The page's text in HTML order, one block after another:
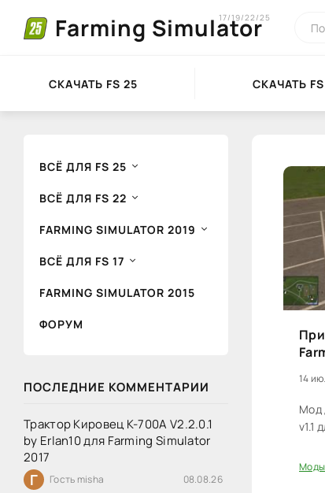
Farming Simulator
17/19/22/25
СКАЧАТЬ FS 25 СКАЧАТЬ
ВСЁ ДЛЯ FS 25
ВСЁ ДЛЯ FS 22
FARMING SIMULATOR 2019
ВСЁ ДЛЯ FS 17
FARMING SIMULATOR 2015
ФОРУМ
ПОСЛЕДНИЕ КОММЕНТАРИИ
Трактор Кировец К-700А V2.2.0.1
by Erlan10 для Farming Simulator
2017
Г Гость misha 08.08.26
14
Мод
v1.1
Моды